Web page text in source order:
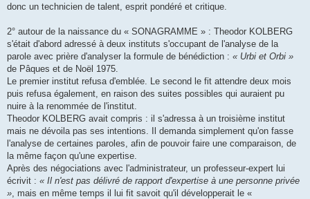
donc un technicien de talent, esprit pondéré et critique.
2° autour de la naissance du « SONAGRAMME » : Theodor KOLBERG
s'était d'abord adressé à deux instituts s'occupant de l'analyse de la
parole avec prière d'analyser la formule de bénédiction : « Urbi et Orbi »
de Pâques et de Noël 1975.
Le premier institut refusa d'emblée. Le second le fit attendre deux mois
puis refusa également, en raison des suites possibles qui auraient pu
nuire à la renommée de l'institut.
Theodor KOLBERG avait compris : il s'adressa à un troisième institut
mais ne dévoila pas ses intentions. Il demanda simplement qu'on fasse
l'analyse de certaines paroles, afin de pouvoir faire une comparaison, de
la même façon qu'une expertise.
Après des négociations avec l'administrateur, un professeur-expert lui
écrivit : « Il n'est pas délivré de rapport d'expertise à une personne privée
» , mais en même temps il lui fit savoit qu'il développerait le «